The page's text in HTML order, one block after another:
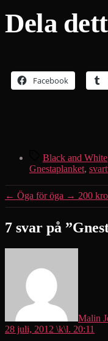
Dela
Facebook
Etiketter
Black and White
Gnestaplanket,
← Öga för öga → 200
7 svar på
Malin
28 juli, 2012 \k\l. 20:11